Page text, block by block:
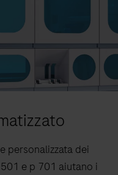
personalizzata dei
e p 701 aiutano i